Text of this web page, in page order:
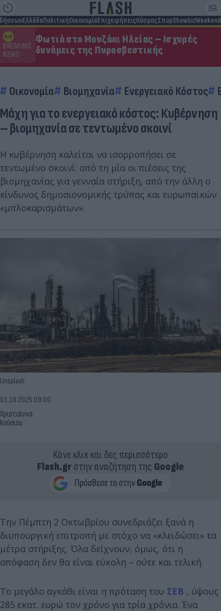
ΕλλάδαΠολιτικήΟικονομίαΕπιχειρήσειςΚόσμοςΣπορShowbizWeekend
BREAKING
NEWS
Φωτιά στο Μουζάκι Ηλείας – Ισχυρές
δυνάμεις της Πυροσβεστικής
Οικονομία Βιομηχανία Ενεργειακό Κόστος
Μάχη για το ενεργειακό κόστος: Κυβέρνηση
– βιομηχανία σε τεντωμένο σκοινί
Η κυβέρνηση καλείται να ισορροπήσει σε
τεντωμένο σκοινί: από τη μία οι πιέσεις της
βιομηχανίας για γενναία στήριξη, από την άλλη ο
κίνδυνος δημοσιονομικής τρύπας και ευρωπαϊκών
«μπλοκαρισμάτων».
Unsplash
Χριστιάννα
Κούσιου
01.10.2025 09:00
Κάνε κλικ και δες περισσότερο
Flash.grστην αναζήτηση της Google
Την Πέμπτη 2 Οκτωβρίου συνεδριάζει ξανά η
διυπουργική επιτροπή με στόχο να «κλειδώσει» τα
μέτρα στήριξης. Όλα δείχνουν, όμως, ότι η
απόφαση δεν θα είναι εύκολη – ούτε και τελική.
Το μεγάλο αγκάθι είναι η πρόταση του ΣΕΒ , ύψους
285 εκατ. ευρώ τον χρόνο για τρία χρόνια. Ένα